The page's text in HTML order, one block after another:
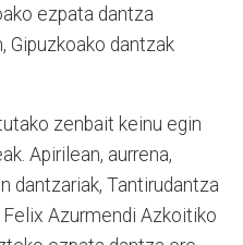
ezpata dantza
Gipuzkoako dantzak
zenbait keinu egin
Apirilean, aurrena,
dantzariak, Tantirudantza
Azurmendi Azkoitiko